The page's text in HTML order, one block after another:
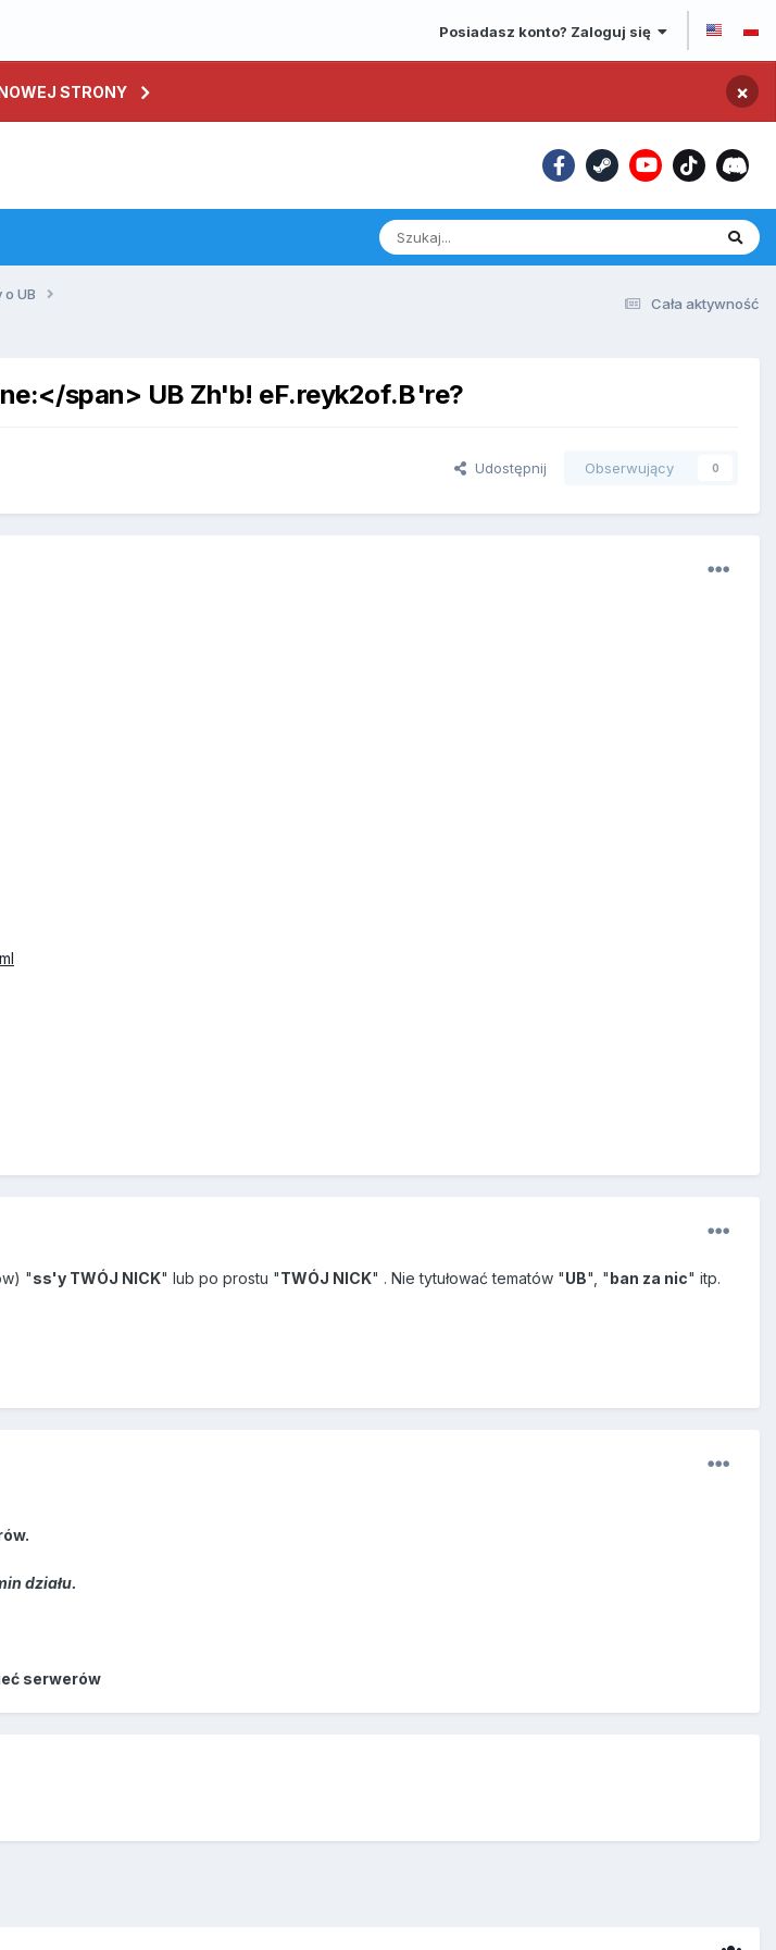
Posiadasz konto? Zaloguj się
STRONY ×
Cała aktywność
o UB
span> UB Zh'b! eF.reyk2of.B're?
Udostępnij Obserwujący 0
"ss'y TWÓJ NICK" lub po prostu "TWÓJ NICK" . Nie tytułować tematów "UB", "ban za nic" itp.
działu.
serwerów